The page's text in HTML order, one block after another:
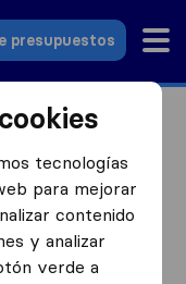
presupuestos
Blanca
en Sa
en Sa Casa
tecnologías
para mejorar
contenido
y analizar
verde a